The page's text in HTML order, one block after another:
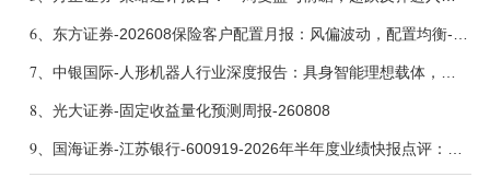
6、
7、
8、 光大证券-固定收益量化预测周报-260808
9、